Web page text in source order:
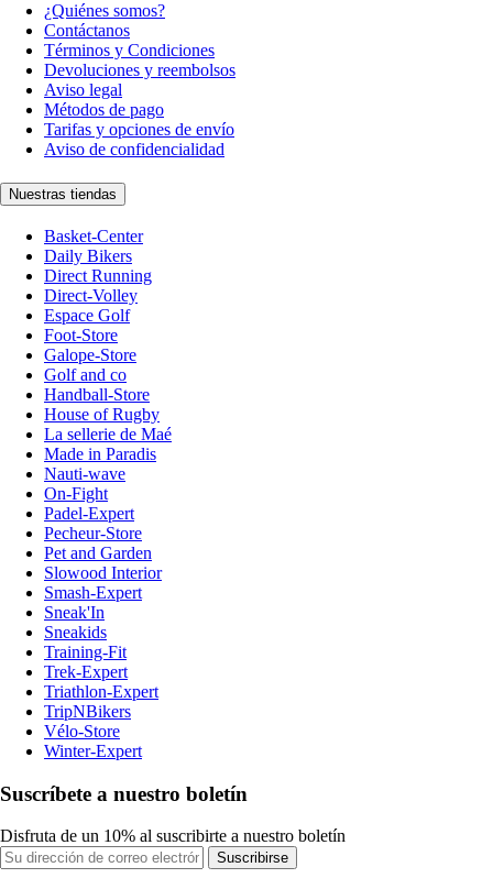
¿Quiénes somos?
Contáctanos
Términos y Condiciones
Devoluciones y reembolsos
Aviso legal
Métodos de pago
Tarifas y opciones de envío
Aviso de confidencialidad
Nuestras tiendas
Basket-Center
Daily Bikers
Direct Running
Direct-Volley
Espace Golf
Foot-Store
Galope-Store
Golf and co
Handball-Store
House of Rugby
La sellerie de Maé
Made in Paradis
Nauti-wave
On-Fight
Padel-Expert
Pecheur-Store
Pet and Garden
Slowood Interior
Smash-Expert
Sneak'In
Sneakids
Training-Fit
Trek-Expert
Triathlon-Expert
TripNBikers
Vélo-Store
Winter-Expert
Suscríbete a nuestro boletín
Disfruta de un 10% al suscribirte a nuestro boletín
Suscribirse